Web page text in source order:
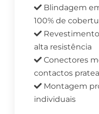
Blindagem
100% de
Revestimento
alta resistência
Conectores
contactos
Montagem
individuais